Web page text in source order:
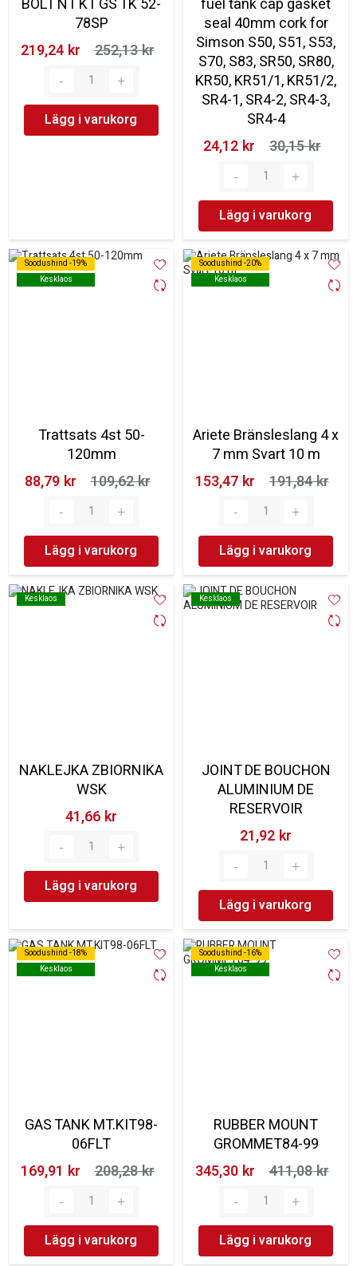
78SP
219,24 kr‎
252,13 kr‎
Lägg i varukorg
seal 40mm cork for
Simson S50, S51, S53,
S70, S83, SR50, SR80,
KR50, KR51/1, KR51/2,
SR4-1, SR4-2, SR4-3,
SR4-4
24,12 kr‎
30,15 kr‎
Lägg i varukorg
Soodushind -19%
Kesklaos
Soodushind -19%
Kesklaos
Trattsats 4st 50-
120mm
88,79 kr‎
109,62 kr‎
Lägg i varukorg
Soodushind -20%
Kesklaos
Soodushind -20%
Kesklaos
Ariete Bränsleslang 4 x
7 mm Svart 10 m
153,47 kr‎
191,84 kr‎
Lägg i varukorg
Kesklaos
Kesklaos
NAKLEJKA ZBIORNIKA
WSK
41,66 kr‎
Lägg i varukorg
Kesklaos
Kesklaos
JOINT DE BOUCHON
ALUMINIUM DE
RESERVOIR
21,92 kr‎
Lägg i varukorg
Soodushind -18%
Kesklaos
Soodushind -18%
Kesklaos
GAS TANK MT.KIT98-
06FLT
169,91 kr‎
208,28 kr‎
Lägg i varukorg
Soodushind -16%
Kesklaos
Soodushind -16%
Kesklaos
RUBBER MOUNT
GROMMET84-99
345,30 kr‎
411,08 kr‎
Lägg i varukorg